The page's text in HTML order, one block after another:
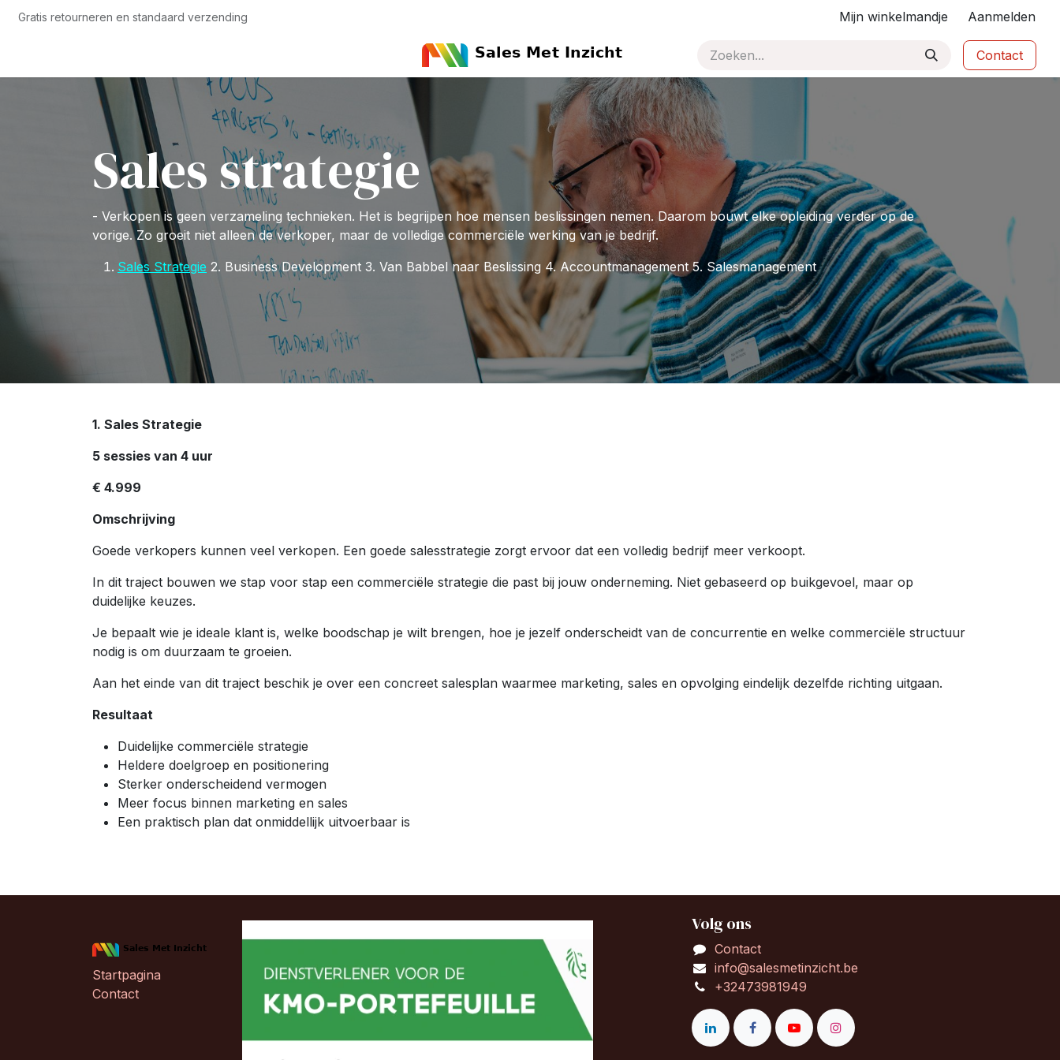
Overslaan naar inhoud
Gratis retourneren en standaard verzending Mijn winkelmandje Aanmelden
Contact
Sales strategie
- Verkopen is geen verzameling technieken. Het is begrijpen hoe mensen beslissingen nemen. Daarom bouwt elke opleiding verder op de
vorige. Zo groeit niet alleen de verkoper, maar de volledige commerciële werking van je bedrijf.
Sales Strategie 2. Business Development 3. Van Babbel naar Beslissing 4. Accountmanagement 5. Salesmanagement
1. Sales Strategie
5 sessies van 4 uur
€ 4.999
Omschrijving
Goede verkopers kunnen veel verkopen. Een goede salesstrategie zorgt ervoor dat een volledig bedrijf meer verkoopt.
In dit traject bouwen we stap voor stap een commerciële strategie die past bij jouw onderneming. Niet gebaseerd op buikgevoel, maar op
duidelijke keuzes.
Je bepaalt wie je ideale klant is, welke boodschap je wilt brengen, hoe je jezelf onderscheidt van de concurrentie en welke commerciële structuur
nodig is om duurzaam te groeien.
Aan het einde van dit traject beschik je over een concreet salesplan waarmee marketing, sales en opvolging eindelijk dezelfde richting uitgaan.
Resultaat
Duidelijke commerciële strategie
Heldere doelgroep en positionering
Sterker onderscheidend vermogen
Meer focus binnen marketing en sales
Een praktisch plan dat onmiddellijk uitvoerbaar is
Startpagina
Contact
Volg ons
Contact
info@salesmetinzicht.be
+32473981949